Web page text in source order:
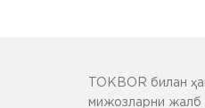
TOKBOR билан
мижозларни жалб